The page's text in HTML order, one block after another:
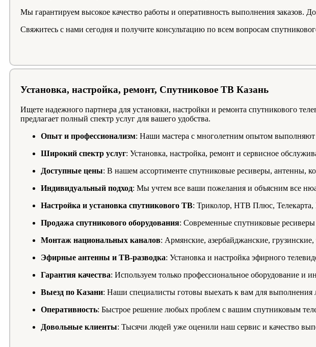
Мы гарантируем высокое качество работы и оперативность выполнения заказов.
Свяжитесь с нами сегодня и получите консультацию по всем вопросам
Установка, настройка, ремонт, Спутниковое ТВ Казань
Ищете надежного партнера для установки, настройки и ремонта спутникового
предлагает полный спектр услуг для вашего удобства.
Опыт и профессионализм: Наши мастера с многолетним опытом
Широкий спектр услуг: Установка, настройка, ремонт и сервисное
Доступные цены: В нашем ассортименте спутниковые ресиверы, антенны,
Индивидуальный подход: Мы учтем все ваши пожелания и объясним все
Настройка и установка спутникового ТВ: Триколор, НТВ Плюс,
Продажа спутникового оборудования: Современные спутниковые
Монтаж национальных каналов: Армянские, азербайджанские,
Эфирные антенны и ТВ-разводка: Установка и настройка эфирного
Гарантия качества: Используем только профессиональное оборудование и
Выезд по Казани: Наши специалисты готовы выехать к вам для выполнения
Оперативность: Быстрое решение любых проблем с вашим спутниковым
Довольные клиенты: Тысячи людей уже оценили наш сервис и качество